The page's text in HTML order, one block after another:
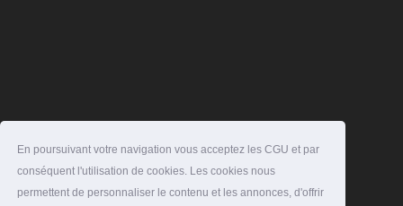
En poursuivant votre navigation vous acceptez les CGU et par
conséquent l'utilisation de cookies. Les cookies nous
permettent de personnaliser le contenu et les annonces, d'offrir